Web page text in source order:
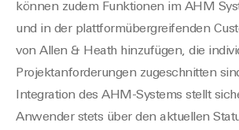
können zudem Funktionen im AHM
und in der plattformübergreifenden
von Allen & Heath hinzufügen, die
Projektanforderungen zugeschnitten
Integration des AHM-Systems stellt
Anwender stets über den aktuellen